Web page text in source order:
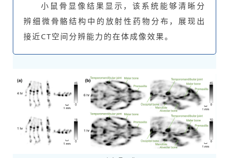
小鼠骨显像结果显示，该系统能够清晰分
辨细微骨骼结构中的放射性药物分布，展现出
接近CT空间分辨能力的在体成像效果。